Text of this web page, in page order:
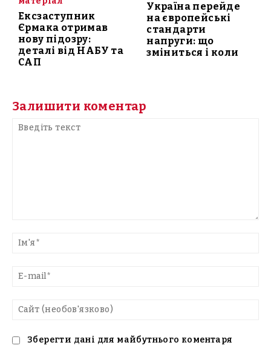
Ексзаступник
Єрмака отримав
нову підозру:
деталі від НАБУ та
САП
Україна перейде
на європейські
стандарти
напруги: що
зміниться і коли
Залишити коментар
текст
Зберегти дані для майбутнього коментаря